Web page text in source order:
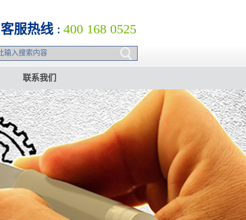
客服热线 : 400 168 0525
联系我们